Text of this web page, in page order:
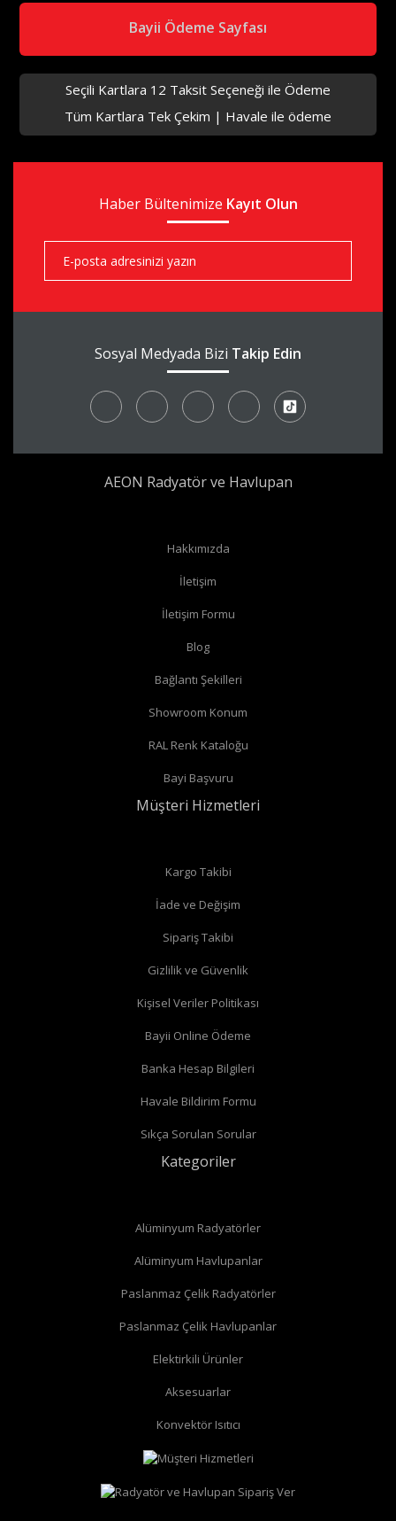
aks
Radyatör borularınız yerden çıkıyor ve radyatörünüzün yan
Radyatör borularınız yerden çıkıyor ve radyatörünüzün alt
düz vanaalabilirsiniz.
Radyatör borularınız duvardan çıkıyor ve radyatörün yan
köşe vana
alabilirsiniz.
Radyatör borularınız duvardan çıkıyor ve radyatörün arka
düz vanaalabilirsiniz.
Düz radyatör vanalarında
düz radyatör vanası
köşe radyatör vanası
Bayii Ödeme Sayfası
Seçili Kartlara 12 Taksit Seçeneği ile Ödeme
Tüm Kartlara Tek Çekim | Havale ile ödeme
Haber Bültenimize Kayıt Olun
Sosyal Medyada Bizi Takip Edin
AEON Radyatör ve Havlupan
Hakkımızda
İletişim
İletişim Formu
Blog
Bağlantı Şekilleri
Showroom Konum
RAL Renk Kataloğu
Bayi Başvuru
Müşteri Hizmetleri
Kargo Takibi
İade ve Değişim
Sipariş Takibi
Gizlilik ve Güvenlik
Kişisel Veriler Politikası
Bayii Online Ödeme
Banka Hesap Bilgileri
Havale Bildirim Formu
Sıkça Sorulan Sorular
Kategoriler
Alüminyum Radyatörler
Alüminyum Havlupanlar
Paslanmaz Çelik Radyatörler
Paslanmaz Çelik Havlupanlar
Elektirkili Ürünler
Aksesuarlar
Konvektör Isıtıcı